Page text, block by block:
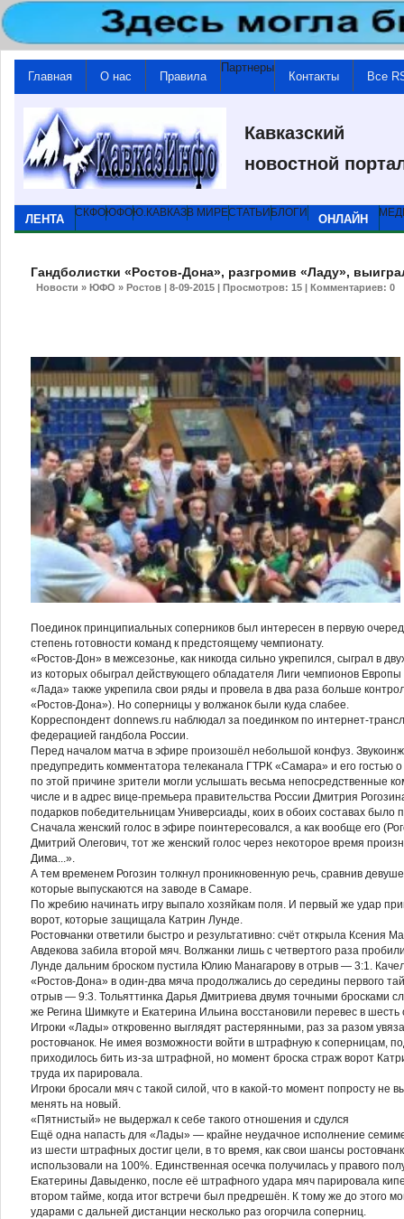
Главная О нас Правила
Партнеры
Контакты Все
Кавказский
новостной
ЛЕНТА СКФОЮФОЮ.КАВКАЗВ МИРЕСТАТЬИ БЛОГИ ОНЛАЙН
Гандболистки «Ростов-Дона», разгромив «Ладу»,
Новости » ЮФО » Ростов | 8-09-2015 | Просмотров: 15 | Комментариев: 0
Поединок принципиальных соперников был интересен в первую
степень готовности команд к предстоящему чемпионату.
«Ростов-Дон» в межсезонье, как никогда сильно укрепился, сыграл в
из которых обыграл действующего обладателя Лиги чемпионов Европы
«Лада» также укрепила свои ряды и провела в два раза больше
«Ростов-Дона»). Но соперницы у волжанок были куда слабее.
Корреспондент donnews.ru наблюдал за поединком по интернет-
федерацией гандбола России.
Перед началом матча в эфире произошёл небольшой конфуз.
предупредить комментатора телеканала ГТРК «Самара» и его гостью
по этой причине зрители могли услышать весьма непосредственные
числе и в адрес вице-премьера правительства России Дмитрия
подарков победительницам Универсиады, коих в обоих составах было
Сначала женский голос в эфире поинтересовался, а как вообще его
Дмитрий Олегович, тот же женский голос через некоторое время
Дима...».
А тем временем Рогозин толкнул проникновенную речь, сравнив
которые выпускаются на заводе в Самаре.
По жребию начинать игру выпало хозяйкам поля. И первый же удар
ворот, которые защищала Катрин Лунде.
Ростовчанки ответили быстро и результативно: счёт открыла Ксения
Авдекова забила второй мяч. Волжанки лишь с четвертого раза
Лунде дальним броском пустила Юлию Манагарову в отрыв — 3:1.
«Ростов-Дона» в один-два мяча продолжались до середины первого
отрыв — 9:3. Тольяттинка Дарья Дмитриева двумя точными бросками
же Регина Шимкуте и Екатерина Ильина восстановили перевес в шесть
Игроки «Лады» откровенно выглядят растерянными, раз за разом
ростовчанок. Не имея возможности войти в штрафную к соперницам,
приходилось бить из-за штрафной, но момент броска страж ворот
труда их парировала.
Игроки бросали мяч с такой силой, что в какой-то момент попросту не
менять на новый.
«Пятнистый» не выдержал к себе такого отношения и сдулся
Ещё одна напасть для «Лады» — крайне неудачное исполнение
из шести штрафных достиг цели, в то время, как свои шансы
использовали на 100%. Единственная осечка получилась у правого
Екатерины Давыденко, после её штрафного удара мяч парировала
втором тайме, когда итог встречи был предрешён. К тому же до этого
ударами с дальней дистанции несколько раз огорчила соперниц.